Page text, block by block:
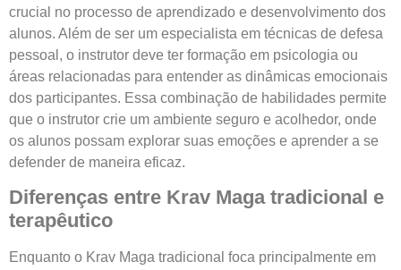
crucial no processo de aprendizado e desenvolvimento dos
alunos. Além de ser um especialista em técnicas de defesa
pessoal, o instrutor deve ter formação em psicologia ou
áreas relacionadas para entender as dinâmicas emocionais
dos participantes. Essa combinação de habilidades permite
que o instrutor crie um ambiente seguro e acolhedor, onde
os alunos possam explorar suas emoções e aprender a se
defender de maneira eficaz.
Diferenças entre Krav Maga tradicional e
terapêutico
Enquanto o Krav Maga tradicional foca principalmente em